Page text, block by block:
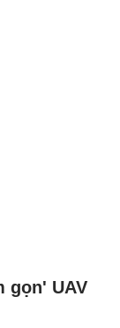
gọn' UAV